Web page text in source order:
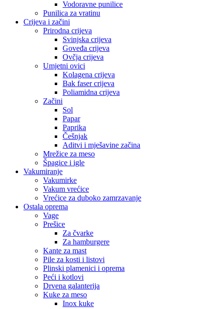
Vodoravne punilice
Punilica za vratinu
Crijeva i začini
Prirodna crijeva
Svinjska crijeva
Goveđa crijeva
Ovčja crijeva
Umjetni ovici
Kolagena crijeva
Bak faser crijeva
Poliamidna crijeva
Začini
Sol
Papar
Paprika
Češnjak
Aditvi i mješavine začina
Mrežice za meso
Špagice i igle
Vakumiranje
Vakumirke
Vakum vrećice
Vrećice za duboko zamrzavanje
Ostala oprema
Vage
Prešice
Za čvarke
Za hamburgere
Kante za mast
Pile za kosti i listovi
Plinski plamenici i oprema
Peći i kotlovi
Drvena galanterija
Kuke za meso
Inox kuke